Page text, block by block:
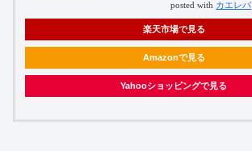
posted with カエレバ
楽天市場で見る
Amazonで見る
Yahooショッピングで見る